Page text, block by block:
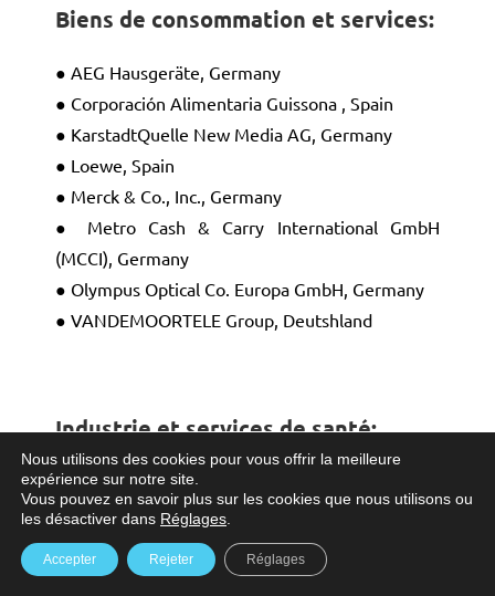
Biens de consommation et services:
● AEG Hausgeräte, Germany
● Corporación Alimentaria Guissona , Spain
● KarstadtQuelle New Media AG, Germany
● Loewe, Spain
● Merck & Co., Inc., Germany
● Metro Cash & Carry International GmbH
(MCCI), Germany
● Olympus Optical Co. Europa GmbH, Germany
● VANDEMOORTELE Group, Deutshland
Industrie et services de santé:
● Cilag (Johnson & Johnson), Switzerland
● EQmed, Germany
● Fundació Puigvert, Spain
● Hospital Universitari Vall d’Hebron, Spain
Nous utilisons des cookies pour vous offrir la meilleure
expérience sur notre site.
Vous pouvez en savoir plus sur les cookies que nous utilisons ou
les désactiver dans Réglages
Accepter Rejeter Réglages